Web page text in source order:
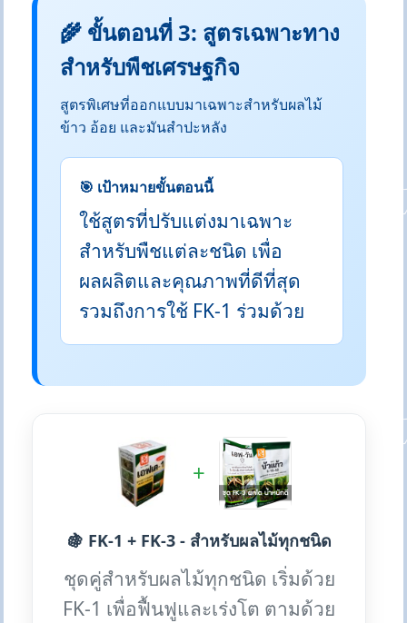
🌾 ขั้นตอนที่ 3: สูตรเฉพาะทาง
สำหรับพืชเศรษฐกิจ
สูตรพิเศษที่ออกแบบมาเฉพาะสำหรับผลไม้
ข้าว อ้อย และมันสำปะหลัง
🎯 เป้าหมายขั้นตอนนี้
ใช้สูตรที่ปรับแต่งมาเฉพาะ
สำหรับพืชแต่ละชนิด เพื่อ
ผลผลิตและคุณภาพที่ดีที่สุด
รวมถึงการใช้ FK-1 ร่วมด้วย
+
🍇 FK-1 + FK-3 - สำหรับผลไม้ทุกชนิด
ชุดคู่สำหรับผลไม้ทุกชนิด เริ่มด้วย
FK-1 เพื่อฟื้นฟูและเร่งโต ตามด้วย